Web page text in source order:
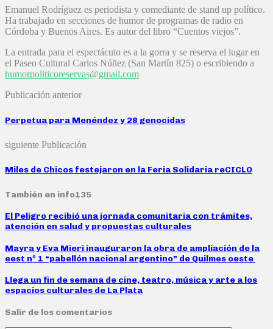
Emanuel Rodríguez es periodista y comediante de stand up político.
Ha trabajado en secciones de humor de programas de radio en
Córdoba y Buenos Aires. Es autor del libro “Cuentos viejos”.
La entrada para el espectáculo es a la gorra y se reserva el lugar en
el Paseo Cultural Carlos Núñez (San Martín 825) o escribiendo a
humorpoliticoreservas@gmail.com
Publicación anterior
Perpetua para Menéndez y 28 genocidas
siguiente Publicación
Miles de Chicos festejaron en la Feria Solidaria reCICLO
También en info135
El Peligro recibió una jornada comunitaria con trámites,
atención en salud y propuestas culturales
Mayra y Eva Mieri inauguraron la obra de ampliación de la
eest nº 1 “pabellón nacional argentino” de Quilmes oeste
Llega un fin de semana de cine, teatro, música y arte a los
espacios culturales de La Plata
Salir de los comentarios